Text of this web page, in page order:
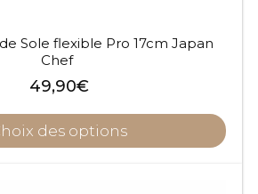
Sole flexible Pro 17cm Japan
Chef
49,90€
des options